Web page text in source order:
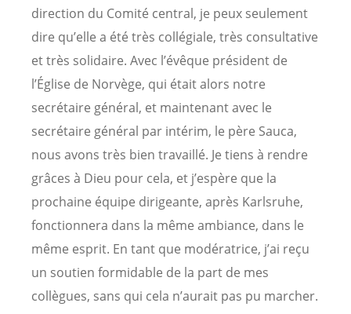
direction du Comité central, je peux seulement
dire qu’elle a été très collégiale, très consultative
et très solidaire. Avec l’évêque président de
l’Église de Norvège, qui était alors notre
secrétaire général, et maintenant avec le
secrétaire général par intérim, le père Sauca,
nous avons très bien travaillé. Je tiens à rendre
grâces à Dieu pour cela, et j’espère que la
prochaine équipe dirigeante, après Karlsruhe,
fonctionnera dans la même ambiance, dans le
même esprit. En tant que modératrice, j’ai reçu
un soutien formidable de la part de mes
collègues, sans qui cela n’aurait pas pu marcher.